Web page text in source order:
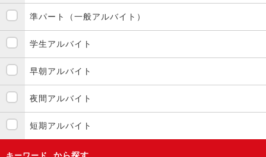
準パート（一般アルバイト）
学生アルバイト
早朝アルバイト
夜間アルバイト
短期アルバイト